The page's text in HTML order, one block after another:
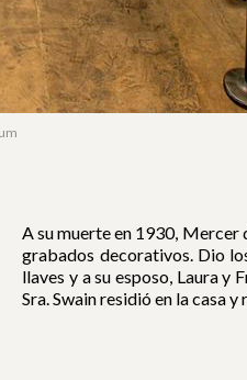
A su muerte en 1930, Mercer
grabados decorativos. Dio
llaves y a su esposo, Laura y
Sra. Swain residió en la casa